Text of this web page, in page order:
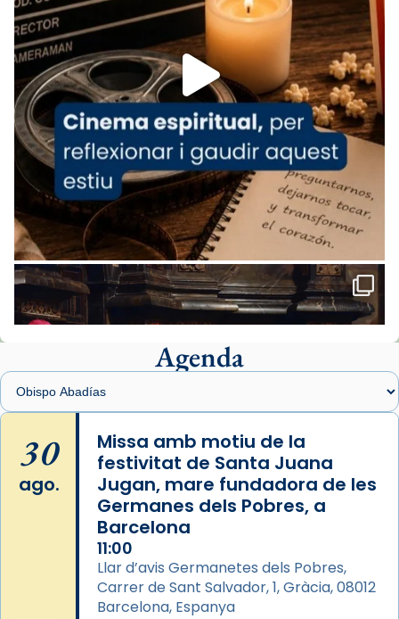
espana-testimoni...
Foto
View on Facebook · Share
Arquebisbat de Barcelona
2 weeks ago
«Avui les santes Juliana i Semproniana ens
ajuden a alçar la mirada»
Mons. Sergi Gordo, bisbe de Tortosa, ha
presidit aquest 27 de juliol la missa de Les
Santes de Mataró.
🔗tinyurl.com/cvu5jmbk
📸 J. Merino
de Barcelona.
2 weeks ago
Aquest dilluns, 27 de juliol, ha tingut lloc la
missa d’acció de gràcies en agraïment al
comitè organitzador de la visita apostòlica
del Sant Pare Lleó XIV a Barcelona, i als
col·laboradors, a la Catedral de Barcelona.
L’arquebisbe de Barcelona, el cardenal Joan
Agenda
30
ago.
Missa amb motiu de la
festivitat de Santa Juana
Jugan, mare fundadora de les
Germanes dels Pobres, a
Barcelona
11:00
Llar d’avis Germanetes dels Pobres,
Carrer de Sant Salvador, 1, Gràcia, 08012
Barcelona, Espanya